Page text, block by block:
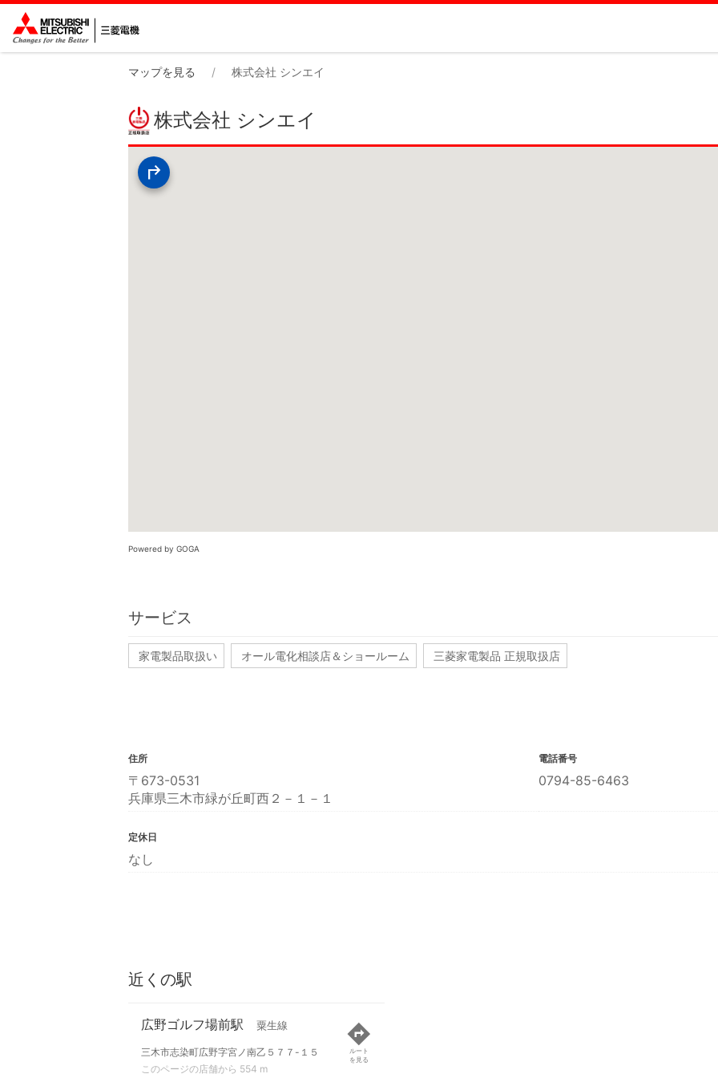
マップを見る 株式会社 シンエイ
株式会社 シンエイ
Powered by GOGA
サービス
家電製品取扱い オール電化相談店＆ショールーム 三菱家電製品 正規取扱店
住所
〒673-0531
兵庫県三木市緑が丘町西２－１－１
電話番号
0794-85-6463
定休日
なし
近くの駅
広野ゴルフ場前駅 粟生線
三木市志染町広野字宮ノ南乙５７７-１５
このページの店舗から 554 m
ルート
を見る